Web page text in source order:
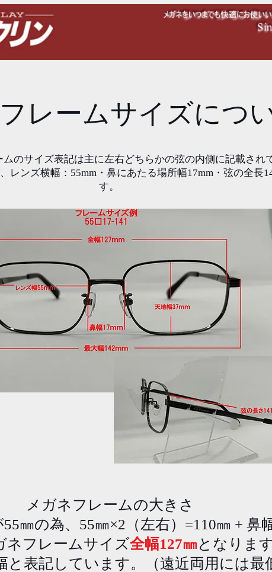
レームサイズにつ
のサイズ表記は主に左右どちらかの弦の内側に記載され
レンズ横幅：55mm・ 鼻にあたる場所幅17mm・弦の全長
す。
メガネフレームの大きさ
㎜の為、55㎜×2（左右）=110㎜ + 鼻
ネフレームサイズ全幅127㎜となります
と表記しています。（遠近両用には最